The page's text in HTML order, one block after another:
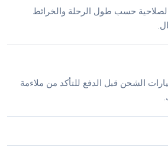
حسب طول الرحلة والخرائط
الشحن قبل الدفع للتأكد من ملاءمة